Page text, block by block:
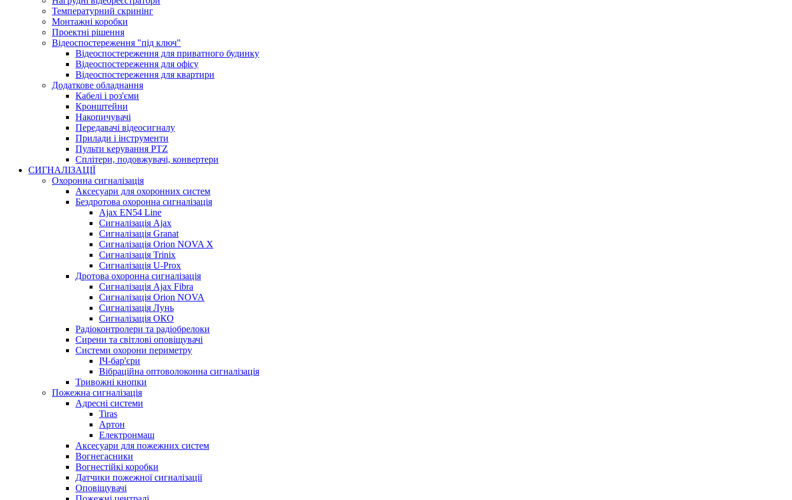
Температурний скринінг
Монтажні коробки
Проектні рішення
Відеоспостереження "під ключ"
Відеоспостереження для приватного будинку
Відеоспостереження для офісу
Відеоспостереження для квартири
Додаткове обладнання
Кабелі і роз'єми
Кронштейни
Накопичувачі
Передавачі відеосигналу
Прилади і інструменти
Пульти керування PTZ
Сплітери, подовжувачі, конвертери
СИГНАЛІЗАЦІЇ
Охоронна сигналізація
Аксесуари для охоронних систем
Бездротова охоронна сигналізація
Ajax EN54 Line
Сигналізація Ajax
Сигналізація Granat
Сигналізація Orion NOVA X
Сигналізація Trinix
Сигналізація U-Prox
Дротова охоронна сигналізація
Сигналізація Ajax Fibra
Сигналізація Orion NOVA
Сигналізація Лунь
Сигналізація ОКО
Радіоконтролери та радіобрелоки
Сирени та світлові оповіщувачі
Системи охорони периметру
ІЧ-бар'єри
Вібраційна оптоволоконна сигналізація
Тривожні кнопки
Пожежна сигналізація
Адресні системи
Tiras
Артон
Електронмаш
Аксесуари для пожежних систем
Вогнегасники
Вогнестійкі коробки
Датчики пожежної сигналізації
Оповіщувачі